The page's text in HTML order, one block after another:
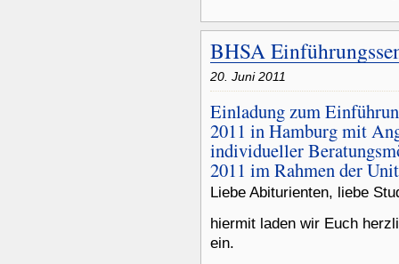
BHSA
20. Juni 2011
Einladung zum
2011 in Hamburg mit
individueller
2011 im Rahmen der
Liebe Abiturienten, liebe
hiermit laden wir Euch
ein.